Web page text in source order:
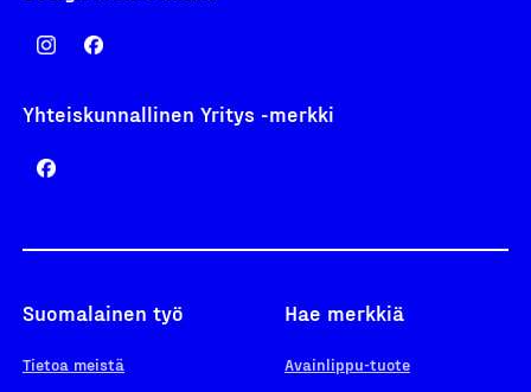
Yhteiskunnallinen Yritys -merkki
Suomalainen työ
Tietoa meistä
Hae merkkiä
Avainlippu-tuote